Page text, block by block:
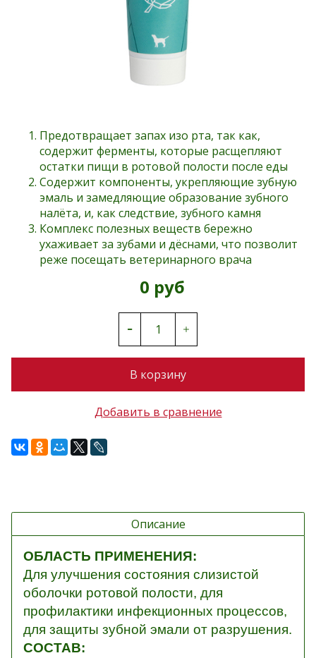
Предотвращает запах изо рта, так как,
содержит ферменты, которые расщепляют
остатки пищи в ротовой полости после еды
Содержит компоненты, укрепляющие зубную
эмаль и замедляющие образование зубного
налёта, и, как следствие, зубного камня
Комплекс полезных веществ бережно
ухаживает за зубами и дёснами, что позволит
реже посещать ветеринарного врача
0 руб
В корзину
Добавить в сравнение
Описание
ОБЛАСТЬ ПРИМЕНЕНИЯ:
Для улучшения состояния слизистой
оболочки ротовой полости, для
профилактики инфекционных процессов,
для защиты зубной эмали от разрушения.
СОСТАВ: